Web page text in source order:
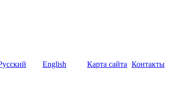
English Карта сайта Контакты